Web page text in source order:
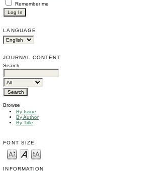
Remember me
LANGUAGE
JOURNAL CONTENT
Search
Browse
By Issue
By Author
By Title
FONT SIZE
INFORMATION